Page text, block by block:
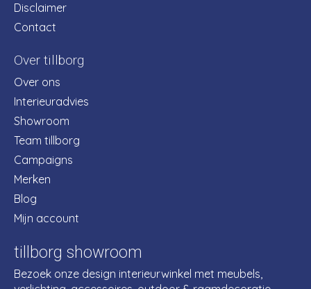
Disclaimer
Contact
Over tillborg
Over ons
Interieuradvies
Showroom
Team tillborg
Campaigns
Merken
Blog
Mijn account
tillborg showroom
Bezoek onze design interieurwinkel met meubels,